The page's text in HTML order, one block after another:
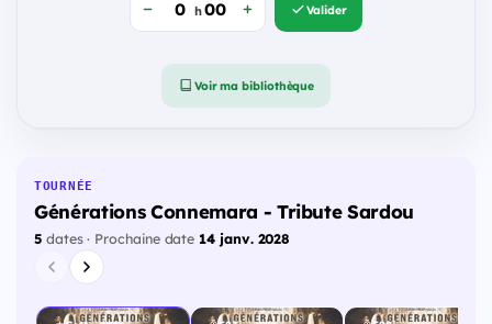
h Valider
Voir ma bibliothèque
TOURNÉE
Générations Connemara - Tribute Sardou
5dates · Prochaine date 14 janv. 2028